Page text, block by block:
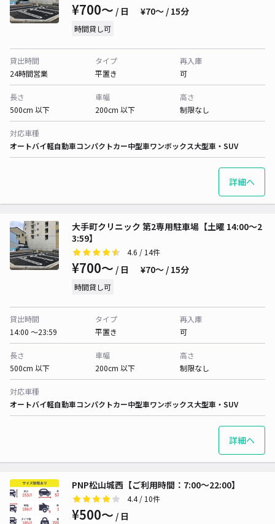
¥700〜 / 日 ¥70〜 / 15分
時間貸し可
貸出時間
24時間営業
タイプ
平置き
再入庫
可
長さ
500cm 以下
車幅
200cm 以下
高さ
制限なし
対応車種
オートバイ軽自動車コンパクトカー中型車ワンボックス大型車・SUV
詳細へ
大手町クリニック 第2専用駐車場【土曜 14:00～2
3:59】
4.6 / 14件
¥700〜 / 日 ¥70〜 / 15分
時間貸し可
貸出時間
14:00 〜23:59
タイプ
平置き
再入庫
可
長さ
500cm 以下
車幅
200cm 以下
高さ
制限なし
対応車種
オートバイ軽自動車コンパクトカー中型車ワンボックス大型車・SUV
詳細へ
PNP松山城西【ご利用時間：7:00～22:00】
4.4/ 10件
¥500〜 / 日